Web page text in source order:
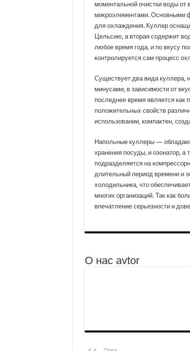
моментальной очистки воды
микроэлементами. Основными
для охлаждения. Куллер
Цельсию, а вторая содержит
любое время года, и по вкусу
контролируется сам процесс
Существует два вида куллера,
минусами, в зависимости от
последнее время является как
положительных свойств
использовании, компактен,
Напольные куллеры —
хранения посуды, и озонатор,
подразделяется на
длительный период времени и
холодильника, что
многих организаций. Так как
впечатление серьезности и
О нас avtor